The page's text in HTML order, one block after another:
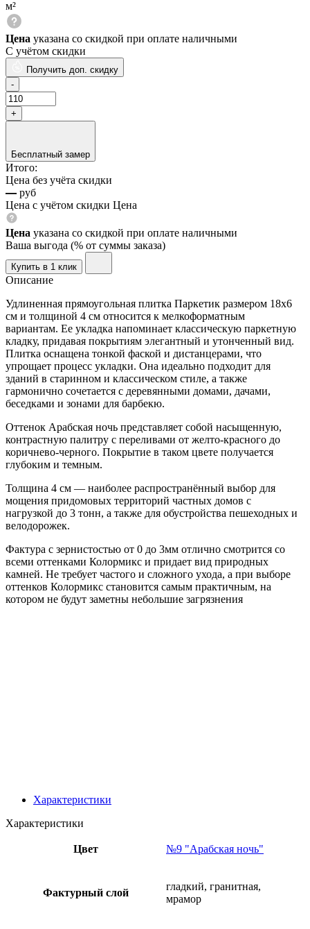
м²
Цена указана со скидкой при оплате наличными
С учётом скидки
Получить доп. скидку
Бесплатный замер
Итого:
Цена без учёта скидки
— руб
Цена с учётом скидки Цена
Цена указана со скидкой при оплате наличными
Ваша выгода (% от суммы заказа)
Купить в 1 клик
Описание
Удлиненная прямоугольная плитка Паркетик размером 18x6
см и толщиной 4 см относится к мелкоформатным
вариантам. Ее укладка напоминает классическую паркетную
кладку, придавая покрытиям элегантный и утонченный вид.
Плитка оснащена тонкой фаской и дистанцерами, что
упрощает процесс укладки. Она идеально подходит для
зданий в старинном и классическом стиле, а также
гармонично сочетается с деревянными домами, дачами,
беседками и зонами для барбекю.
Оттенок Арабская ночь представляет собой насыщенную,
контрастную палитру с переливами от желто-красного до
коричнево-черного. Покрытие в таком цвете получается
глубоким и темным.
Толщина 4 см — наиболее распространённый выбор для
мощения придомовых территорий частных домов с
нагрузкой до 3 тонн, а также для обустройства пешеходных и
велодорожек.
Фактура с зернистостью от 0 до 3мм отлично смотрится со
всеми оттенками Колормикс и придает вид природных
камней. Не требует частого и сложного ухода, а при выборе
оттенков Колормикс становится самым практичным, на
котором не будут заметны небольшие загрязнения
Характеристики
Характеристики
Цвет №9 "Арабская ночь"
Фактурный слой
гладкий, гранитная,
мрамор